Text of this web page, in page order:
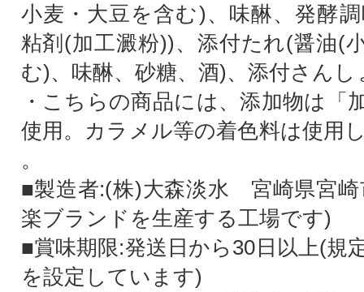
小麦・大豆を含む)、味醂、発酵
粘剤(加工澱粉))、添付たれ(醤油(
む)、味醂、砂糖、酒)、添付さんし
・こちらの商品には、添加物は「
使用。カラメル等の着色料は使用
。
■製造者:(株)大森淡水 宮崎県宮崎
楽ブランドを生産する工場です)
■賞味期限:発送日から30日以上(規
を設定しています)